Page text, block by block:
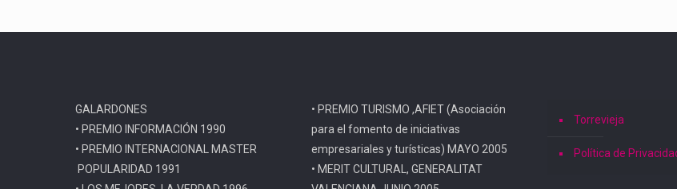
GALARDONES
• PREMIO INFORMACIÓN 1990
• PREMIO INTERNACIONAL MASTER
POPULARIDAD 1991
• PREMIO TURISMO ,AFIET (Asociación
para el fomento de iniciativas
empresariales y turísticas) MAYO 2005
• MERIT CULTURAL, GENERALITAT
Torrevieja
Política de